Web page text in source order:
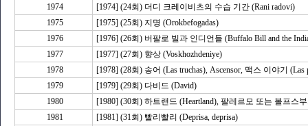
1974
[1974] (24회) 더디 크레이비츠의 수습 기간 (Rani radovi)
1975
[1975] (25회) 지명 (Orokbefogadas)
1976
[1976] (26회) 버팔로 빌과 인디언들 (Buffalo Bill and the
1977
[1977] (27회) 향상 (Voskhozhdeniye)
1978
[1978] (28회) 송어 (Las truchas), Ascensor, 맥스 이야기 (Las
1979
[1979] (29회) 다비드 (David)
1980
[1980] (30회) 하트랜드 (Heartland), 팔레르모 또는 볼프스부
1981
[1981] (31회) 빨리빨리 (Deprisa, deprisa)